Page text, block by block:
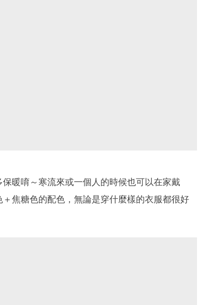
暖唷～寒流來或一個人的時候也可以在家戴
焦糖色的配色，無論是穿什麼樣的衣服都很好